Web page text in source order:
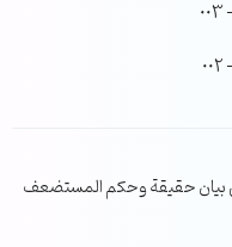
بيان حقيقة وحكم المستضعف